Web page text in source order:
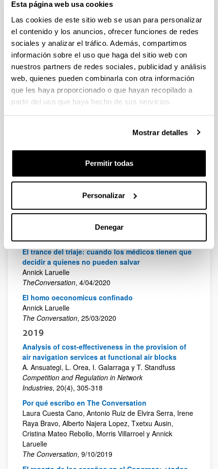
Esta página web usa cookies
Las cookies de este sitio web se usan para personalizar
el contenido y los anuncios, ofrecer funciones de redes
sociales y analizar el tráfico. Además, compartimos
información sobre el uso que haga del sitio web con
nuestros partners de redes sociales, publicidad y análisis
web, quienes pueden combinarla con otra información
que les haya proporcionado o que hayan recopilado a
partir del uso que haya hecho de sus servicios.
Mostrar detalles
Permitir todas
Personalizar
Denegar
Mapping Ignorance, 24/06/2020
El reparto de poder entre los estados en el colegio
electoral de EE UU
Annick Laruelle
The Conversation, 7/11/2020
Uso de la mascarilla frente a la COVID-19: ¿dilema
del prisionero o juego de coordinación?
Annick Laruelle
The Conversation, 20/10/2020
Derecho a voto en la UE: Todos iguales pero
¿Por qué no actuamos igual ante la COVID-19 y el
Annick Laruelle y Noemi Navarro
, 31/05/2020
electorales?
El trance del triaje: cuando los médicos tienen que
decidir a quienes no pueden salvar
Annick Laruelle
TheConversation, 4/04/2020
El homo oeconomicus confinado
Annick Laruelle
The Conversation, 25/03/2020
2019
Analysis of cost-effectiveness in the provision of
air navigation services at functional air blocks
A. Ansuategi, L. Orea, I. Galarraga y T. Standfuss
Competition and Regulation in Network
Industries, 20(4), 305-318
Por qué escribo en The Conversation
Laura Cuesta Cano, Antonio Ruiz de Elvira Serra, Irene
Raya Bravo, Alberto Najera Lopez, Txetxu Ausin,
Cristina Mateo Rebollo, Morris Villarroel y Annick
Laruelle
The Conversation, 9/10/2019